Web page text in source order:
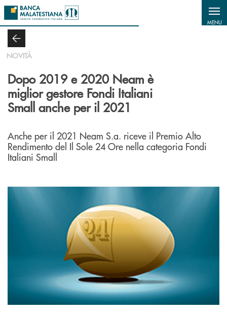
Salta al contenuto principale
MENU
NOVITÀ
Dopo 2019 e 2020 Neam è
miglior gestore Fondi Italiani
Small anche per il 2021
Anche per il 2021 Neam S.a. riceve il Premio Alto
Rendimento del Il Sole 24 Ore nella categoria Fondi
Italiani Small